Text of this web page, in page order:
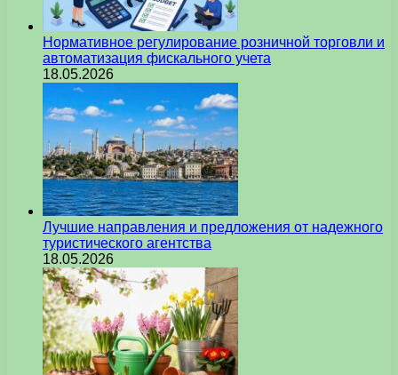
Нормативное регулирование розничной торговли и
автоматизация фискального учета
18.05.2026
Лучшие направления и предложения от надежного
туристического агентства
18.05.2026